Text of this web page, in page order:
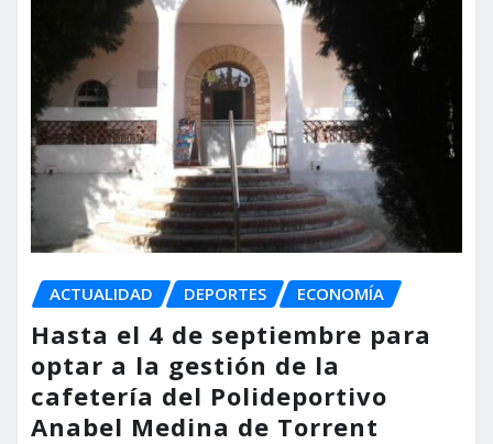
ACTUALIDAD DEPORTES ECONOMÍA
Hasta el 4 de septiembre para
optar a la gestión de la
cafetería del Polideportivo
Anabel Medina de Torrent